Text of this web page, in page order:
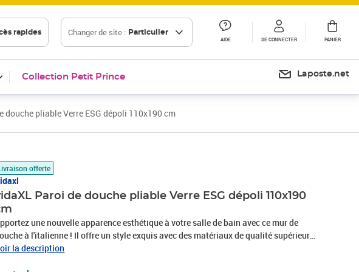
rapides Changer de site : Particulier
AIDE SE CONNECTER PANIER
Collection Petit Prince Laposte.net
douche pliable Verre ESG dépoli 110x190 cm
offerte
Paroi de douche pliable Verre ESG dépoli 110x190
une nouvelle apparence esthétique à votre salle de bain avec ce mur de
à l'italienne ! Il offre un style exquis avec des matériaux de qualité supérieure,
une cloison de douche minimaliste qui non seulement a fière allure, mais
la description
barré 271,99 €
195,15€